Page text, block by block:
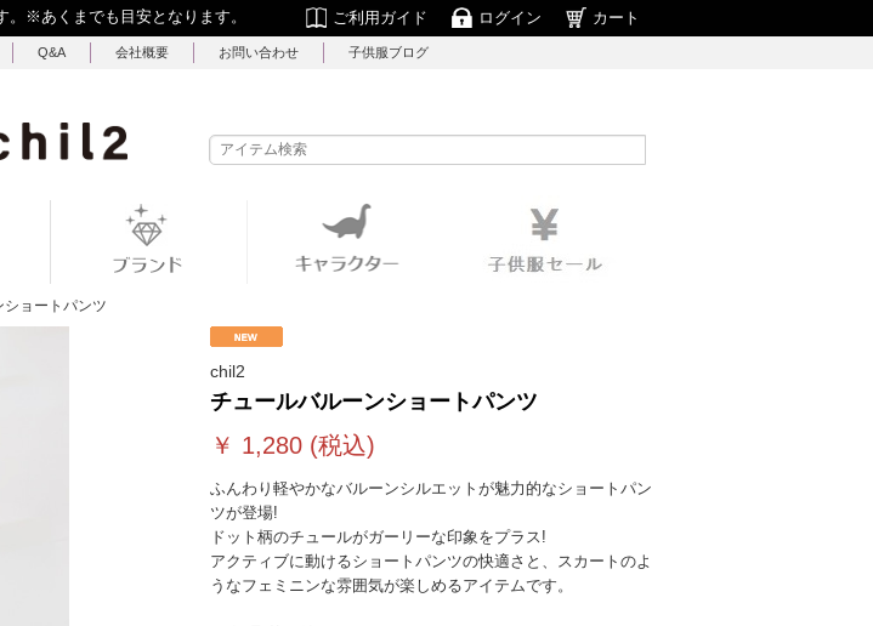
※あくまでも目安となります。 ご利用ガイド ログイン カート
Q&A 会社概要 お問い合わせ 子供服ブログ
ョートパンツ
chil2
チュールバルーンショートパンツ
￥ 1,280 (税込)
ふんわり軽やかなバルーンシルエットが魅力的なショートパン
ツが登場!
ドット柄のチュールがガーリーな印象をプラス!
アクティブに動けるショートパンツの快適さと、スカートのよ
うなフェミニンな雰囲気が楽しめるアイテムです。